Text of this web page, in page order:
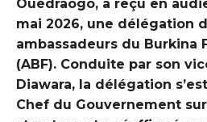
Ouédraogo, a reçu en
mai 2026, une délégation
ambassadeurs du Burkina
(ABF). Conduite par son
Diawara, la délégation
Chef du Gouvernement